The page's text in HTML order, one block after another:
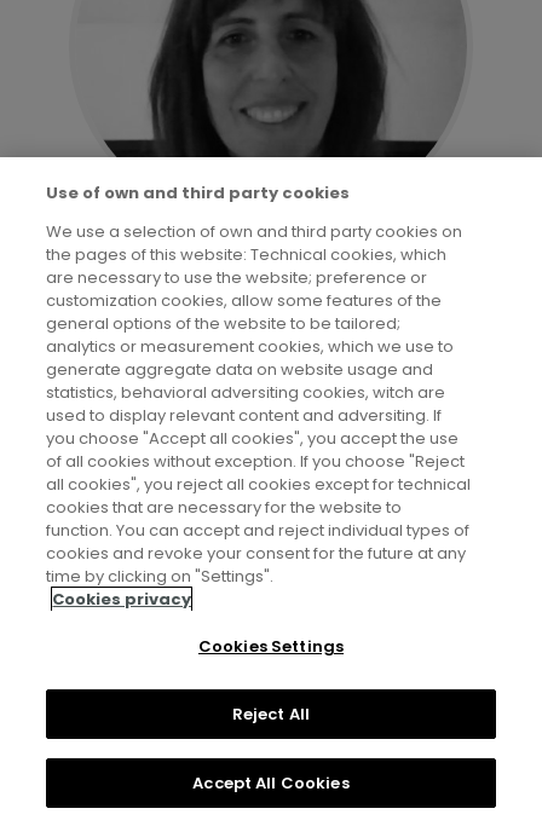
Sonia Pérez-Díaz
Universidad de Alcalá (UAH)
Award for International Scientific Cooperation (2021)
Matemáticas
Aviso legal
Política de cookies
Use of own and third party cookies
We use a selection of own and third party cookies on
the pages of this website: Technical cookies, which
are necessary to use the website; preference or
customization cookies, allow some features of the
general options of the website to be tailored;
analytics or measurement cookies, which we use to
generate aggregate data on website usage and
statistics, behavioral adversiting cookies, witch are
used to display relevant content and adversiting. If
you choose "Accept all cookies", you accept the use
of all cookies without exception. If you choose "Reject
all cookies", you reject all cookies except for technical
cookies that are necessary for the website to
function. You can accept and reject individual types of
cookies and revoke your consent for the future at any
time by clicking on "Settings".
Cookies privacy
Cookies Settings
Reject All
Accept All Cookies